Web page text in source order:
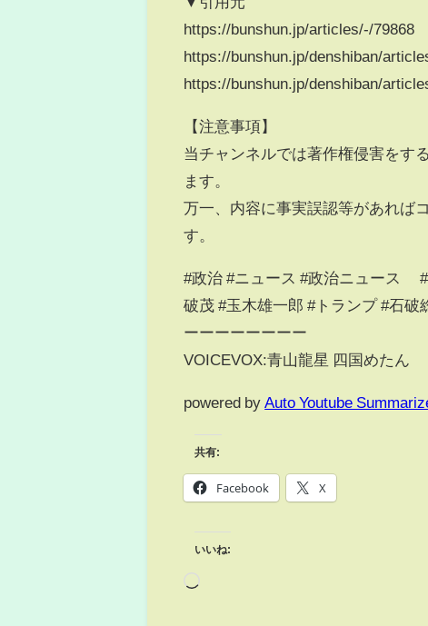
https://bunshun.jp/articles/-/79868
https://bunshun.jp/denshiban/
https://bunshun.jp/denshiban/
【注意事項】
当チャンネルでは著作権侵害をす
ます。
万一、内容に事実誤認等があれば
す。
#政治 #ニュース #政治ニュー
破茂 #玉木雄一郎 #トランプ #
ーーーーーーーー
VOICEVOX:青山龍星 四国めたん
powered by Auto Youtube
共有:
Facebook X
いいね: